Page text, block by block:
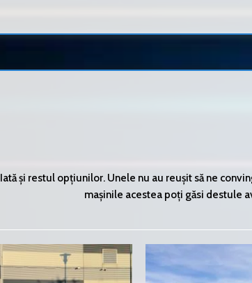
Iată și restul opțiunilor. Unele nu au reușit să ne
mașinile acestea poți găsi destule